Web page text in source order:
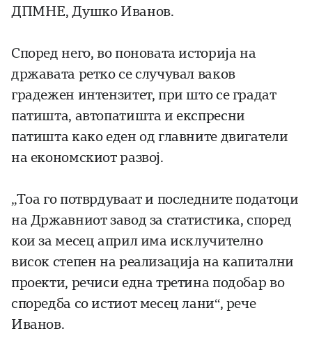
ДПМНЕ, Душко Иванов.
Според него, во поновата историја на
државата ретко се случувал ваков
градежен интензитет, при што се градат
патишта, автопатишта и експресни
патишта како еден од главните двигатели
на економскиот развој.
„Тоа го потврдуваат и последните податоци
на Државниот завод за статистика, според
кои за месец април има исклучително
висок степен на реализација на капитални
проекти, речиси една третина подобар во
споредба со истиот месец лани“, рече
Иванов.